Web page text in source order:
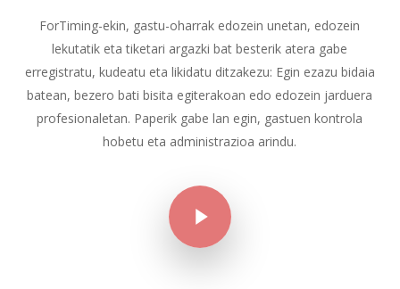
ForTiming-ekin, gastu-oharrak edozein unetan, edozein
lekutatik eta tiketari argazki bat besterik atera gabe
erregistratu, kudeatu eta likidatu ditzakezu: Egin ezazu bidaia
batean, bezero bati bisita egiterakoan edo edozein jarduera
profesionaletan. Paperik gabe lan egin, gastuen kontrola
hobetu eta administrazioa arindu.
Play Video